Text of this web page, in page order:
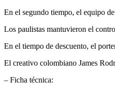
En el segundo tiempo, el equipo
Los paulistas mantuvieron el
En el tiempo de descuento, el
El creativo colombiano James
– Ficha técnica: